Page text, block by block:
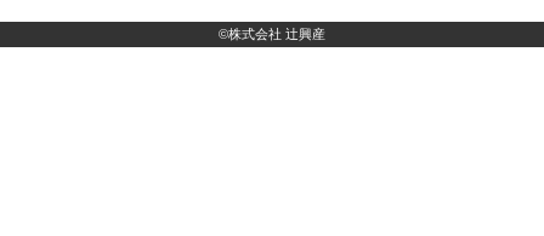
©株式会社 辻興産